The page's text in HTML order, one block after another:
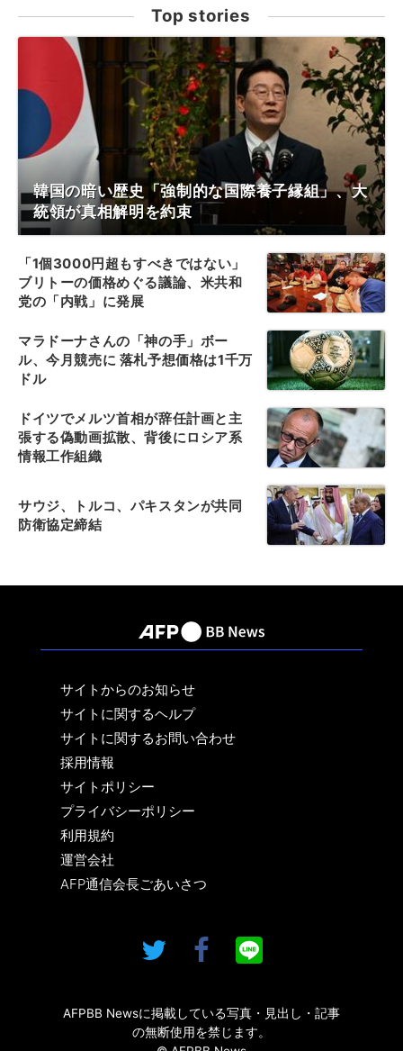
Top stories
韓国の暗い歴史「強制的な国際養子縁組」、大
統領が真相解明を約束
「1個3000円超もすべきではない」
ブリトーの価格めぐる議論、米共和
党の「内戦」に発展
マラドーナさんの「神の手」ボー
ル、今月競売に 落札予想価格は1千万
ドル
ドイツでメルツ首相が辞任計画と主
張する偽動画拡散、背後にロシア系
情報工作組織
サウジ、トルコ、パキスタンが共同
防衛協定締結
サイトからのお知らせ
サイトに関するヘルプ
サイトに関するお問い合わせ
採用情報
サイトポリシー
プライバシーポリシー
利用規約
運営会社
AFP通信会長ごあいさつ
AFPBB Newsに掲載している写真・見出し・記事
の無断使用を禁じます。